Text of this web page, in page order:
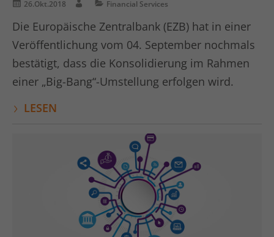
26.Okt.2018 Financial Services
Die Europäische Zentralbank (EZB) hat in einer
Veröffentlichung vom 04. September nochmals
bestätigt, dass die Konsolidierung im Rahmen
einer „Big-Bang“-Umstellung erfolgen wird.
LESEN
kununu.com
Laufzeit 1 Tag
Dieses Cookie wird von der
Bewertungsplattform kununu.com
kununu_country
kununu.com
1 Tag
Dieses Cookie wird von der